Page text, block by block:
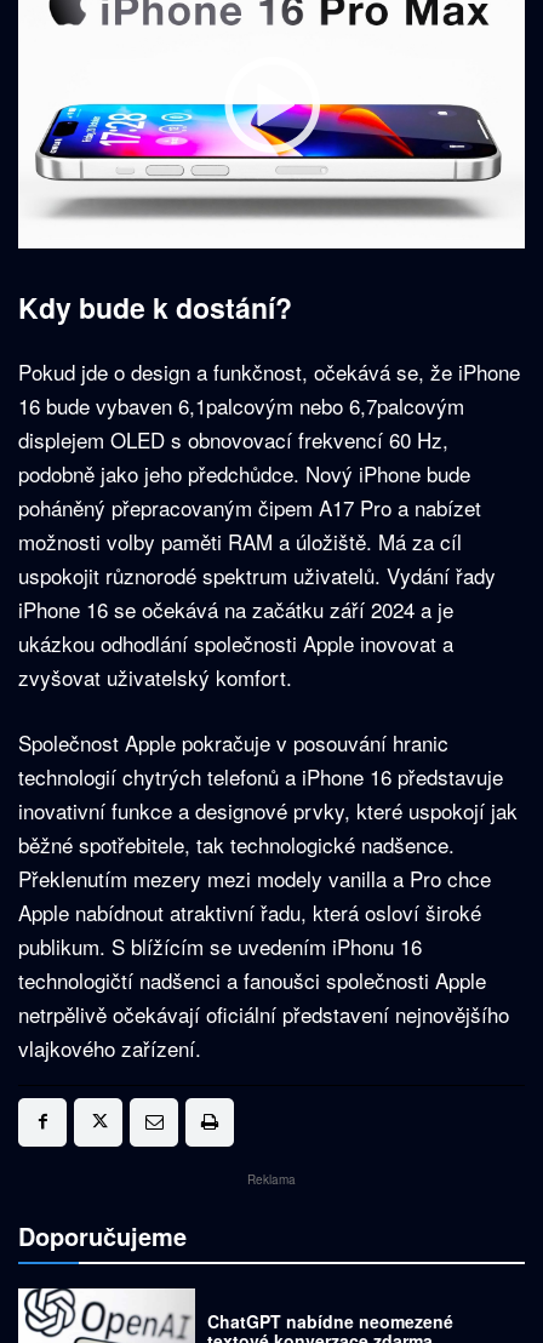
Kdy bude k dostání?
Pokud jde o design a funkčnost, očekává se, že iPhone
16 bude vybaven 6,1palcovým nebo 6,7palcovým
displejem OLED s obnovovací frekvencí 60 Hz,
podobně jako jeho předchůdce. Nový iPhone bude
poháněný přepracovaným čipem A17 Pro a nabízet
možnosti volby paměti RAM a úložiště. Má za cíl
uspokojit různorodé spektrum uživatelů. Vydání řady
iPhone 16 se očekává na začátku září 2024 a je
ukázkou odhodlání společnosti Apple inovovat a
zvyšovat uživatelský komfort.
Společnost Apple pokračuje v posouvání hranic
technologií chytrých telefonů a iPhone 16 představuje
inovativní funkce a designové prvky, které uspokojí jak
běžné spotřebitele, tak technologické nadšence.
Překlenutím mezery mezi modely vanilla a Pro chce
Apple nabídnout atraktivní řadu, která osloví široké
publikum. S blížícím se uvedením iPhonu 16
technologičtí nadšenci a fanoušci společnosti Apple
netrpělivě očekávají oficiální představení nejnovějšího
vlajkového zařízení.
Reklama
Doporučujeme
ChatGPT nabídne neomezené